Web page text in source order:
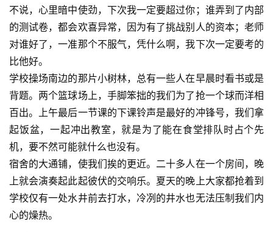
不说，心里暗中使劲，下次我一定要超过你；谁弄到了内部
的测试卷，都会欢喜异常，因为有了挑战别人的资本；老师
对谁好了，一准那个不服气，凭什么啊，我下次一定要考的
比他好。
学校操场南边的那片小树林，总有一些人在早晨时看书或是
背题。两个篮球场上，手脚笨拙的我们为了抢一个球而洋相
百出。上午最后一节课的下课铃声是最好的冲锋号，我们拿
起饭盆，一起冲出教室，就是为了能在食堂排队时占个先
机，要不然可能就什么也没有。
宿舍的大通铺，使我们挨的更近。二十多人在一个房间，晚
上就会演奏起此起彼伏的交响乐。夏天的晚上大家都抢着到
学校仅有一处水井前去打水，冷冽的井水也无法压制我们内
心的燥热。